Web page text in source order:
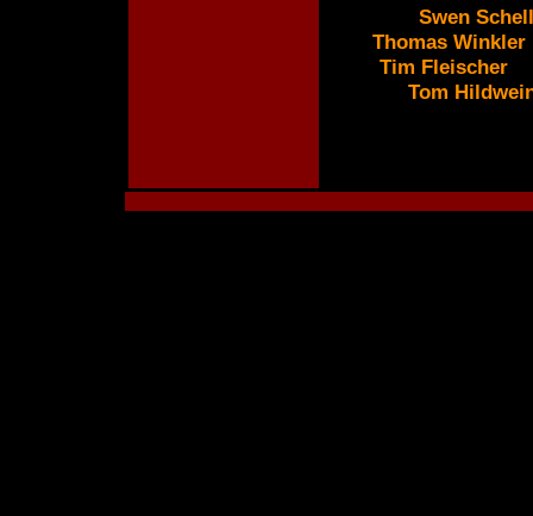
Swen
Thomas Winkler
Tim Fleischer
Tom